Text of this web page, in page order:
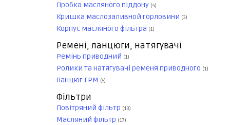
Пробка масляного піддону (4)
Кришка маслозаливной горловини (3)
Корпус масляного фільтра (1)
Ремені, ланцюги, натягувачі
Ремінь приводний (1)
Ролики та натягувачі ременя приводного (1)
Ланцюг ГРМ (5)
Фільтри
Повітряний фільтр (13)
Масляний фільтр (17)